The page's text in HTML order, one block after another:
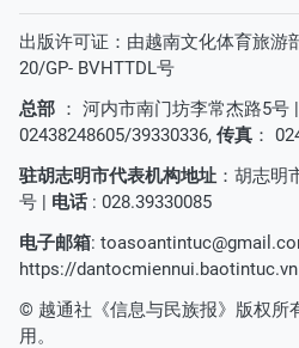
出版许可证：由越南文化体育旅游
20/GP- BVHTTDL号
总部 ： 河内市南门坊李常杰路5号 |
02438248605/39330336, 传真 ：
驻胡志明市代表机构地址 ：胡志明
号 | 电话 : 028.39330085
电子邮箱:
https://dantocmiennui.baotintuc.vn
© 越通社《信息与民族报》版权所
用。